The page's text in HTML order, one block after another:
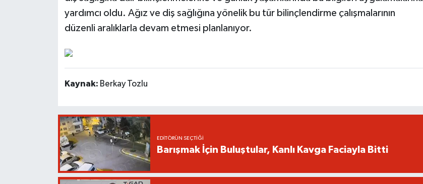
yardımcı oldu. Ağız ve diş sağlığına yönelik bu tür bilinçlendirme çalışmalarının
düzenli aralıklarla devam etmesi planlanıyor.
Kaynak: Berkay Tozlu
EDITÖRÜN SEÇTIĞI
Barışmak İçin Buluştular, Kanlı Kavga Faciayla Bitti